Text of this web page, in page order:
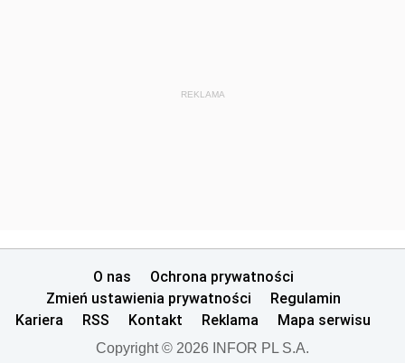
REKLAMA
O nas
Ochrona prywatności
Zmień ustawienia prywatności
Regulamin
Kariera
RSS Kontakt Reklama Mapa serwisu
Copyright © 2026 INFOR PL S.A.